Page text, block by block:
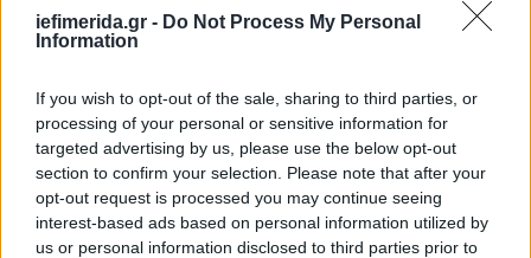
iefimerida.gr - Do Not Process My Personal
Information
If you wish to opt-out of the sale, sharing to third parties, or
processing of your personal or sensitive information for
targeted advertising by us, please use the below opt-out
section to confirm your selection. Please note that after your
opt-out request is processed you may continue seeing
interest-based ads based on personal information utilized by
us or personal information disclosed to third parties prior to